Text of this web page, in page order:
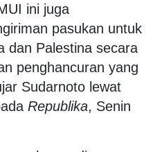
ini juga
pasukan untuk
dan Palestina secara
penghancuran yang
Sudarnoto lewat
Republika, Senin